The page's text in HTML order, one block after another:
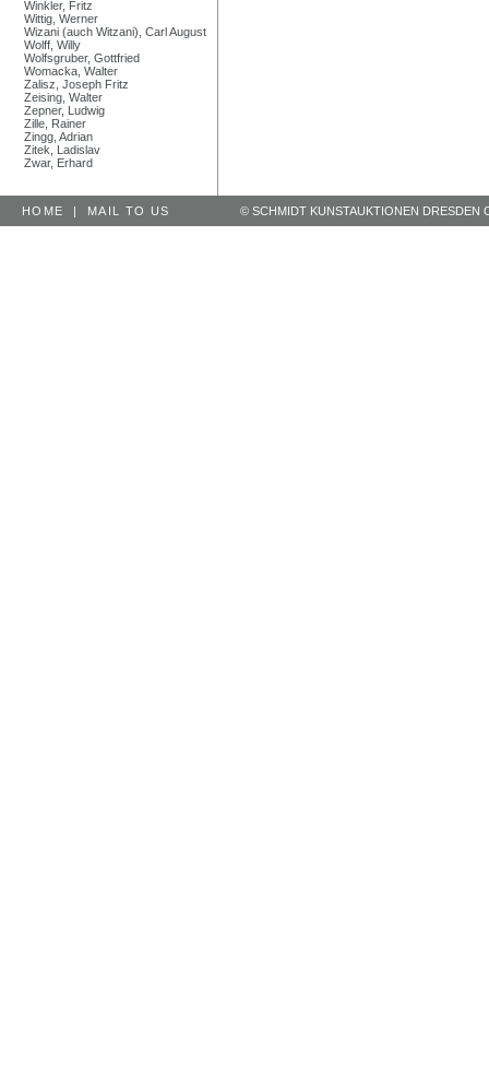
Winkler, Fritz
Wittig, Werner
Wizani (auch Witzani), Carl August
Wolff, Willy
Wolfsgruber, Gottfried
Womacka, Walter
Zalisz, Joseph Fritz
Zeising, Walter
Zepner, Ludwig
Zille, Rainer
Zingg, Adrian
Zitek, Ladislav
Zwar, Erhard
HOME | MAIL TO US © SCHMIDT KUNSTAUKTIONEN DRESDEN